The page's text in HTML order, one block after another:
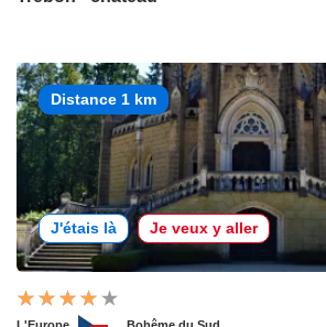
Distance 1 km
J'étais là Je veux y aller